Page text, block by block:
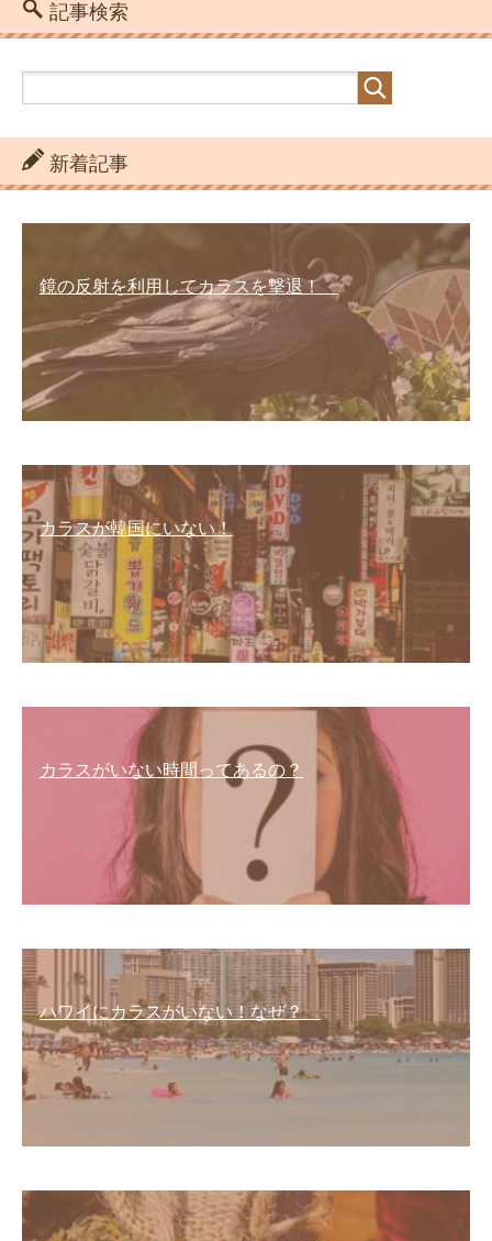
記事検索
新着記事
鏡の反射を利用してカラスを撃退！
カラスが韓国にいない！
カラスがいない時間ってあるの？
ハワイにカラスがいない！なぜ？